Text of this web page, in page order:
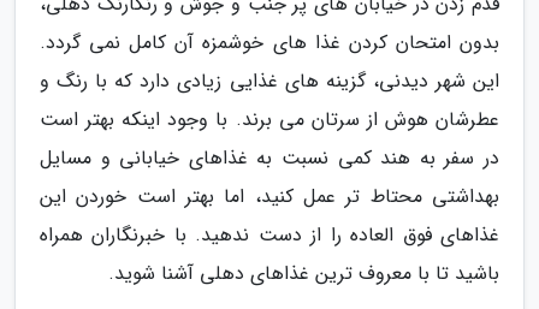
بدون امتحان کردن غذا های خوشمزه آن کامل نمی گردد.
این شهر دیدنی، گزینه های غذایی زیادی دارد که با رنگ و
عطرشان هوش از سرتان می برند. با وجود اینکه بهتر است
در سفر به هند کمی نسبت به غذاهای خیابانی و مسایل
بهداشتی محتاط تر عمل کنید، اما بهتر است خوردن این
غذاهای فوق العاده را از دست ندهید. با خبرنگاران همراه
باشید تا با معروف ترین غذاهای دهلی آشنا شوید.